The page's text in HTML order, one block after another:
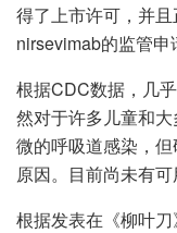
得了上市许可，并
nirsevimab的监管申
根据CDC数据，几
然对于许多儿童和
微的呼吸道感染，
原因。目前尚未有可
根据发表在《柳叶